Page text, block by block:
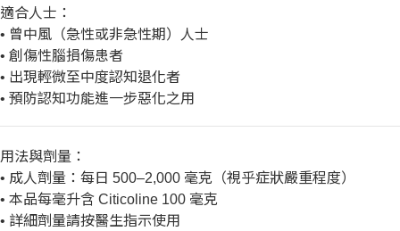
適合人士：
• 曾中風（急性或非急性期）人士
• 創傷性腦損傷患者
• 出現輕微至中度認知退化者
• 預防認知功能進一步惡化之用
用法與劑量：
• 成人劑量：每日 500–2,000 毫克（視乎症狀嚴重程度）
• 本品每毫升含 Citicoline 100 毫克
• 詳細劑量請按醫生指示使用